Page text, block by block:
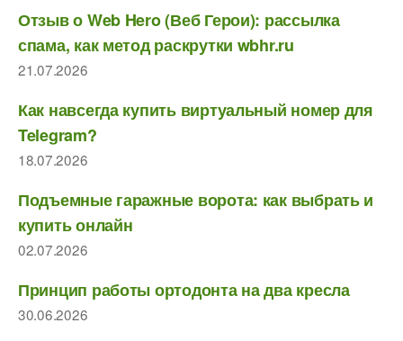
Отзыв о Web Hero (Веб Герои): рассылка
спама, как метод раскрутки wbhr.ru
21.07.2026
Как навсегда купить виртуальный номер для
Telegram?
18.07.2026
Подъемные гаражные ворота: как выбрать и
купить онлайн
02.07.2026
Принцип работы ортодонта на два кресла
30.06.2026